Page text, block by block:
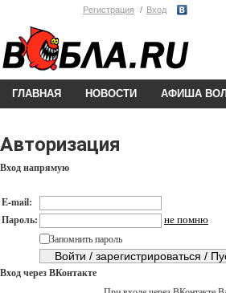
Регистрация Вход
ГЛАВНАЯ НОВОСТИ АФИША
Авторизация
Вход напрямую
E-mail:
Пароль:
не помню
Запомнить пароль
Вход через ВКонтакте